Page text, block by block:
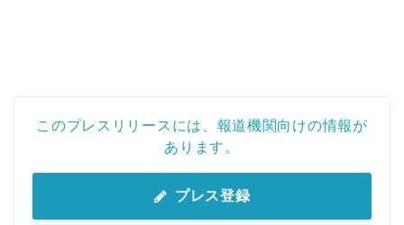
このプレスリリースには、報道機関向けの情報が
あります。
プレス登録